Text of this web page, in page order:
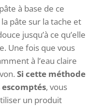
à base de ce
pâte sur la tache et
jusqu’à ce qu’elle
Une fois que vous
à l’eau claire
Si cette méthode
, vous
un produit